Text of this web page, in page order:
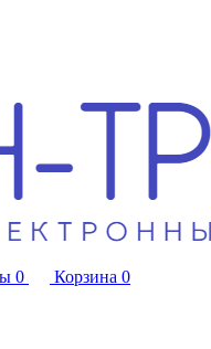
0 Корзина 0